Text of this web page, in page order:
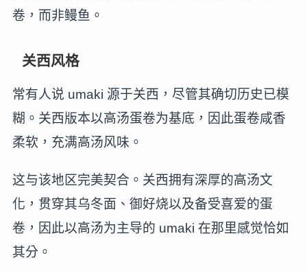
卷，而非鳗鱼。
关西风格
常有人说 umaki 源于关西，尽管其确切历史已模
糊。关西版本以高汤蛋卷为基底，因此蛋卷咸香
柔软，充满高汤风味。
这与该地区完美契合。关西拥有深厚的高汤文
化，贯穿其乌冬面、御好烧以及备受喜爱的蛋
卷，因此以高汤为主导的 umaki 在那里感觉恰如
其分。